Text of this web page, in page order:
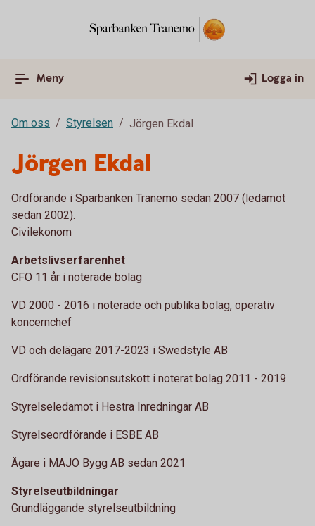
Meny Logga in
Om oss Styrelsen Jörgen Ekdal
Jörgen Ekdal
Ordförande i Sparbanken Tranemo sedan 2007 (ledamot
sedan 2002).
Civilekonom
Arbetslivserfarenhet
CFO 11 år i noterade bolag
VD 2000 - 2016 i noterade och publika bolag, operativ
koncernchef
VD och delägare 2017-2023 i Swedstyle AB
Ordförande revisionsutskott i noterat bolag 2011 - 2019
Styrelseledamot i Hestra Inredningar AB
Styrelseordförande i ESBE AB
Ägare i MAJO Bygg AB sedan 2021
Styrelseutbildningar
Grundläggande styrelseutbildning